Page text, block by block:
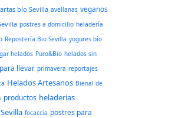
bío Sevilla avellanas veganos
postres a domicilio heladería
Repostería Bio Sevilla yogures bío
helados Puro&Bio helados sin
llevar primavera reportajes
Helados Artesanos Bienal de
productos heladerías
focaccia postres para